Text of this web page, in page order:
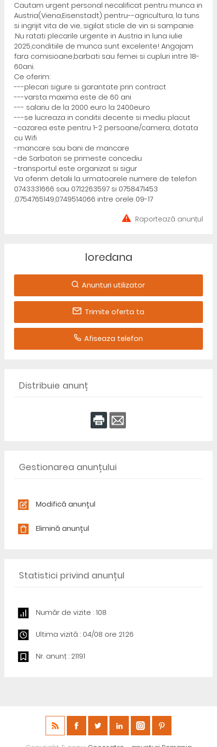
Cautam urgent personal necalificat pentru munca in
Austria(Viena,Eisenstadt) pentru--agricultura, la tuns
si ingrijit vita de vie, sigilat sticle de vin si sampanie
.Nu ratati plecarile urgente in Austria in luna iulie
2025,conditiile de munca sunt excelente! Angajam
fara comisioane,barbati sau femei si cupluri intre 18-
60ani.
Ce oferim:
---plecari sigure si garantate prin contract
---varsta maxima este de 60 ani
--- salariu de la 2000 euro la 2400euro
---se lucreaza in conditii decente si mediu placut
-cazarea este pentru 1-2 persoane/camera, dotata
cu Wifi
-mancare sau bani de mancare
-de Sarbatori se primeste concediu
-transportul este organizat si sigur
Va oferim detalii la urmatoarele numere de telefon
0743331666 sau 0712263597 si 0758471453
,0754765149,0749514066 intre orele 09-17
Raportează anunțul
loredana
Anunturi utilizator
Trimite oferta ta
Afiseaza telefon
Distribuie anunț
Gestionarea anunțului
Modifică anunțul
Elimină anunțul
Statistici privind anunțul
Număr de vizite : 108
Ultima vizită : 04/08 ore 21:26
Nr. anunț : 21191